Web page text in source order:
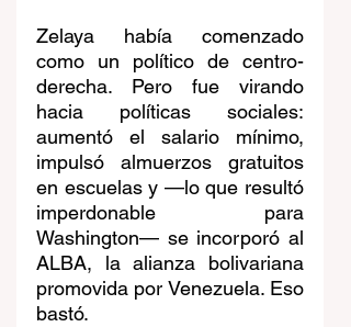
Zelaya había comenzado
como un político de centro-
derecha. Pero fue virando
hacia políticas sociales:
aumentó el salario mínimo,
impulsó almuerzos gratuitos
en escuelas y —lo que resultó
imperdonable para
Washington— se incorporó al
ALBA, la alianza bolivariana
promovida por Venezuela. Eso
bastó.